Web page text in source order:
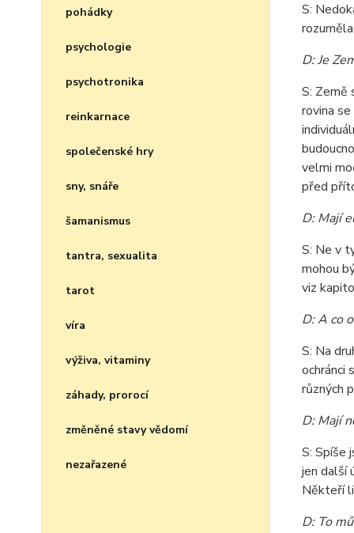
pohádky
psychologie
psychotronika
reinkarnace
společenské hry
sny, snáře
šamanismus
tantra, sexualita
tarot
víra
výživa, vitaminy
záhady, prorocí
změněné stavy vědomí
nezařazené
S:
D: Je
S: Země
rovina
velmi
před
D: Mají
S: Ne v
mohou
viz
D: A co
S: Na
ochránci
různých
D: Mají
S: Spíše
jen další
Někteří
D: To